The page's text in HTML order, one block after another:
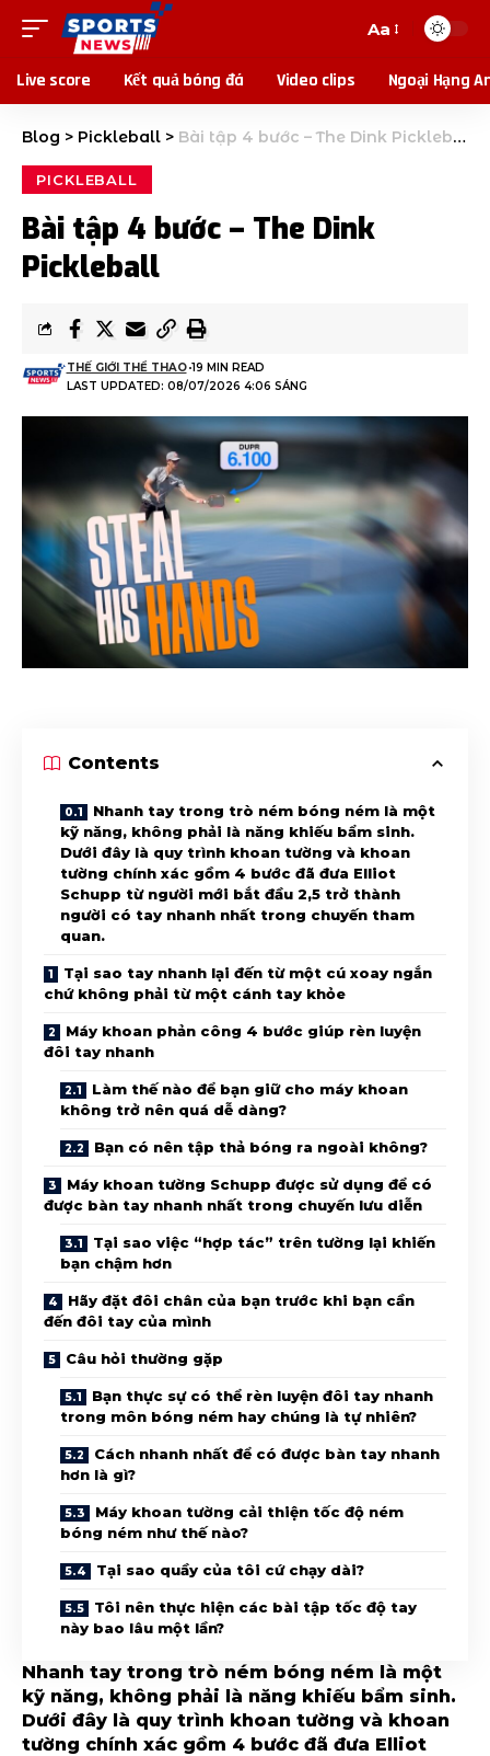
Aa
Live score Kết quả bóng đá Video clips Ngoại Hạng
Blog > Pickleball > Bài tập 4 bước – The Dink Pickleball
PICKLEBALL
Bài tập 4 bước – The Dink
Pickleball
LAST UPDATED: 08/07/2026 4:06 SÁNG
THẾ GIỚI THỂ THAO 19 MIN READ
Contents
Nhanh tay trong trò ném bóng ném là một
kỹ năng, không phải là năng khiếu bẩm sinh.
Dưới đây là quy trình khoan tường và khoan
tường chính xác gồm 4 bước đã đưa Elliot
Schupp từ người mới bắt đầu 2,5 trở thành
người có tay nhanh nhất trong chuyến tham
quan.
Tại sao tay nhanh lại đến từ một cú xoay ngắn
chứ không phải từ một cánh tay khỏe
Máy khoan phản công 4 bước giúp rèn luyện
đôi tay nhanh
Làm thế nào để bạn giữ cho máy khoan
không trở nên quá dễ dàng?
Bạn có nên tập thả bóng ra ngoài không?
Máy khoan tường Schupp được sử dụng để có
được bàn tay nhanh nhất trong chuyến lưu diễn
Tại sao việc “hợp tác” trên tường lại khiến
bạn chậm hơn
Hãy đặt đôi chân của bạn trước khi bạn cần
đến đôi tay của mình
Câu hỏi thường gặp
Bạn thực sự có thể rèn luyện đôi tay nhanh
trong môn bóng ném hay chúng là tự nhiên?
Cách nhanh nhất để có được bàn tay nhanh
hơn là gì?
Máy khoan tường cải thiện tốc độ ném
bóng ném như thế nào?
Tại sao quầy của tôi cứ chạy dài?
Tôi nên thực hiện các bài tập tốc độ tay
này bao lâu một lần?
Nhanh tay trong trò ném bóng ném là một
kỹ năng, không phải là năng khiếu bẩm sinh.
Dưới đây là quy trình khoan tường và khoan
tường chính xác gồm 4 bước đã đưa Elliot